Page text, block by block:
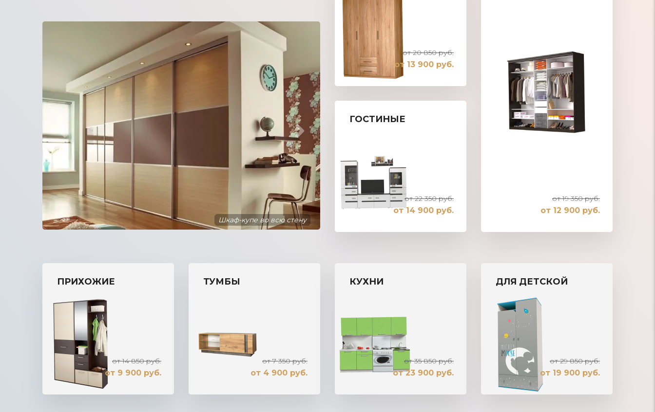
Шкаф-купе во всю стену
от 20 850 руб.
от 13 900 руб.
ГОСТИНЫЕ
от 22 350 руб.
от 14 900 руб.
от 19 350 руб.
от 12 900 руб.
ПРИХОЖИЕ
от 14 850 руб.
от 9 900 руб.
ТУМБЫ
от 7 350 руб.
от 4 900 руб.
КУХНИ
от 35 850 руб.
от 23 900 руб.
ДЛЯ ДЕТСКОЙ
от 29 850 руб.
от 19 900 руб.